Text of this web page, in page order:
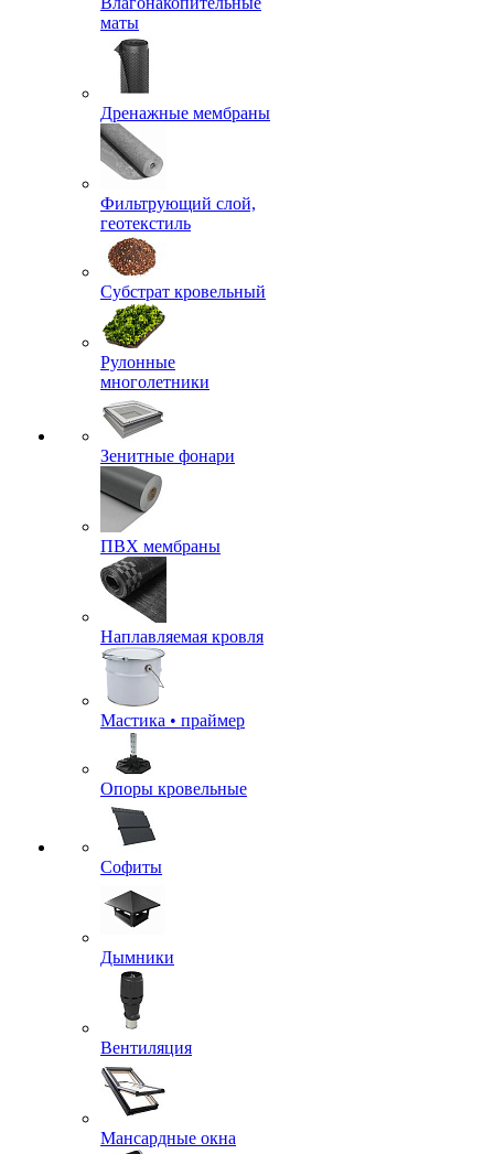
маты
Дренажные мембраны
Фильтрующий слой,
геотекстиль
Субстрат кровельный
Рулонные
многолетники
Зенитные фонари
ПВХ мембраны
Наплавляемая кровля
Мастика • праймер
Опоры кровельные
Софиты
Дымники
Вентиляция
Мансардные окна